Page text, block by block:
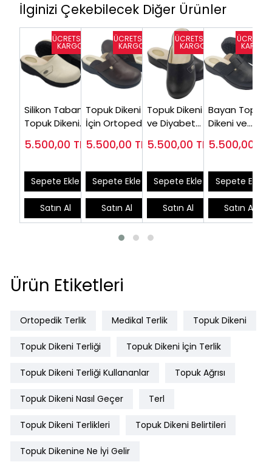
İlginizi Çekebilecek Diğer Ürünler
Silikon Tabanlı
Topuk Dikeni
Terlik
5.500,00 TL
Sepete Ekle
Satın Al
Topuk Dikeni
İçin Ortopedik
EPTODT165F
5.500,00 TL
Sepete Ekle
Satın Al
Topuk Dikeni
ve Diyabet
Siyah
5.500,00 TL
Sepete Ekle
Satın Al
Bayan Topuk
Dikeni ve
Terliği Siyah
5.500,00
Sepete Ekle
Satın Al
Ürün Etiketleri
Ortopedik Terlik Medikal Terlik Topuk Dikeni
Topuk Dikeni Terliği Topuk Dikeni İçin Terlik
Topuk Dikeni Terliği Kullananlar Topuk Ağrısı
Topuk Dikeni Nasıl Geçer Terl
Topuk Dikeni Terlikleri Topuk Dikeni Belirtileri
Topuk Dikenine Ne İyi Gelir